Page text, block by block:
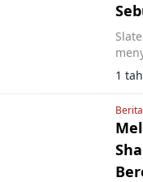
1
Berita